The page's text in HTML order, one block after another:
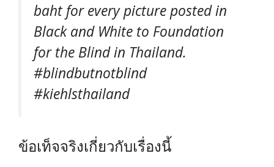
baht for every picture posted in
Black and White to Foundation
for the Blind in Thailand.
#blindbutnotblind
#kiehlsthailand
ข้อเท็จจริงเกี่ยวกับเรื่องนี้